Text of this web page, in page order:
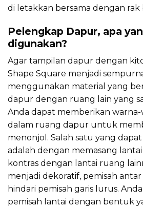
di letakkan bersama dengan rak
Pelengkap Dapur, apa
digunakan?
Agar tampilan dapur dengan
Shape Square menjadi
menggunakan material yang
dapur dengan ruang lain yang
Anda dapat memberikan
dalam ruang dapur untuk
menonjol. Salah satu yang
adalah dengan memasang
kontras dengan lantai ruang
menjadi dekoratif, pemisah
hindari pemisah garis lurus.
pemisah lantai dengan bentuk